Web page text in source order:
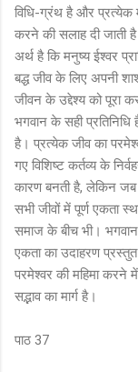
विधि-ग्रंथ है और प्रत्येक
करने की सलाह दी जाती
अर्थ है कि मनुष्य ईश्वर
बद्ध जीव के लिए अपनी
जीवन के उद्देश्य को पूरा
भगवान के सही
है। प्रत्येक जीव का
गए विशिष्ट कर्तव्य के
कारण बनती है, लेकिन जब
सभी जीवों में पूर्ण एकता
समाज के बीच भी।
एकता का उदाहरण
परमेश्वर की महिमा करने
सद्भाव का मार्ग है।
पाठ 37